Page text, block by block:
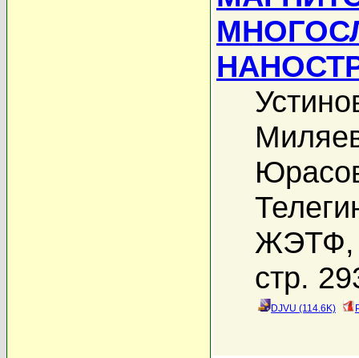
ЖЭТФ,
стр.
DJVU (114.6K)